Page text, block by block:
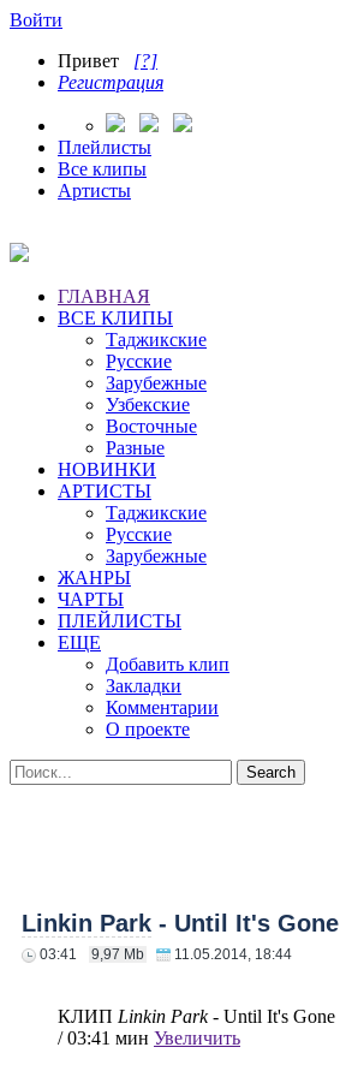
Войти
Привет [?]
Регистрация
Плейлисты
Все клипы
Артисты
ГЛАВНАЯ
ВСЕ КЛИПЫ
Таджикские
Русские
Зарубежные
Узбекские
Восточные
Разные
НОВИНКИ
АРТИСТЫ
Таджикские
Русские
Зарубежные
ЖАНРЫ
ЧАРТЫ
ПЛЕЙЛИСТЫ
ЕЩЕ
Добавить клип
Закладки
Комментарии
О проекте
Linkin Park - Until It's Gone
03:41 9,97 Mb 11.05.2014, 18:44
КЛИП Linkin Park- Until It's Gone
/ 03:41 мин Увеличить